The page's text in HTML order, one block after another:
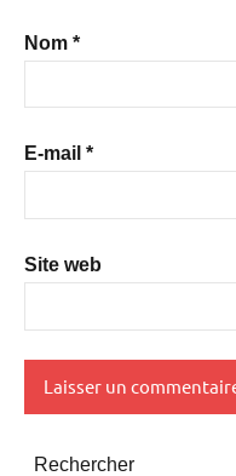
Nom *
E-mail *
Site web
Rechercher